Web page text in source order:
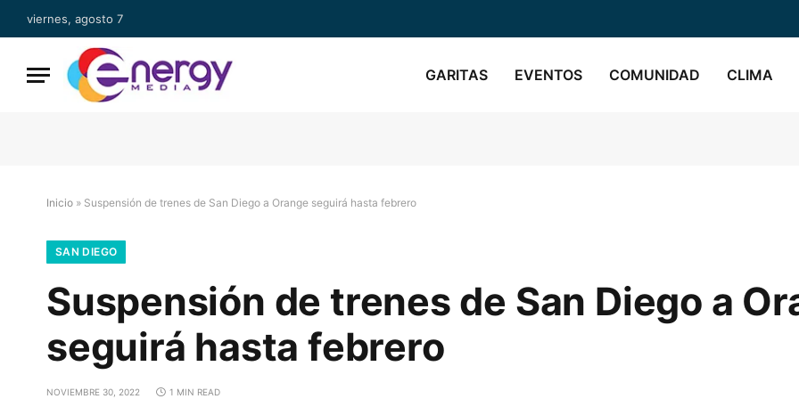
viernes, agosto 7
GARITAS EVENTOS COMUNIDAD CLIMA
Inicio » Suspensión de trenes de San Diego a Orange seguirá hasta febrero
SAN DIEGO
Suspensión de trenes de San Diego a
seguirá hasta febrero
NOVIEMBRE 30, 2022 1 MIN READ